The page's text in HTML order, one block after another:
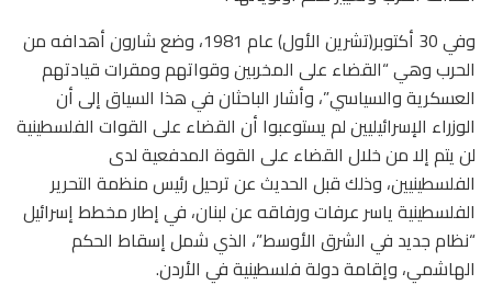
وفي 30 أكتوبر(تشرين الأول) عام 1981، وضع شارون أهدافه من
الحرب وهي “القضاء على المخربين وقواتهم ومقرات قيادتهم
العسكرية والسياسي”، وأشار الباحثان في هذا السياق إلى أن
الوزراء الإسرائيليين لم يستوعبوا أن القضاء على القوات الفلسطينية
لن يتم إلا من خلال القضاء على القوة المدفعية لدى
الفلسطينيين، وذلك قبل الحديث عن ترحيل رئيس منظمة التحرير
الفلسطينية ياسر عرفات ورفاقه عن لبنان، في إطار مخطط إسرائيل
“نظام جديد في الشرق الأوسط”، الذي شمل إسقاط الحكم
الهاشمي، وإقامة دولة فلسطينية في الأردن.